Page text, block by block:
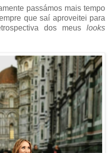
passámos mais tempo
que saí aproveitei para
dos meus looks